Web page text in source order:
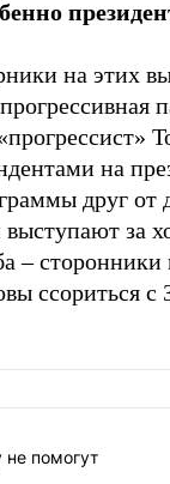
на этих
на
друг от
за
– сторонники
ссориться с
помогут